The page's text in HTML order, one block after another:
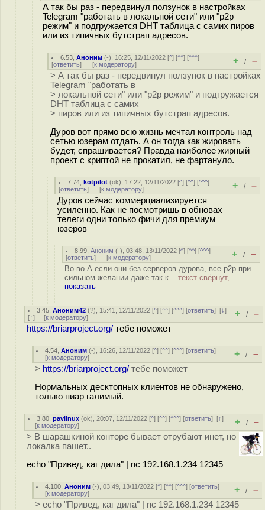
А так бы раз - передвинул ползунок в настройках
Telegram "работать в локальной сети" или "p2p
режим" и подгружается DHT таблица с самих пиров
или из типичных бутстрап адресов.
6.53 ,Аноним (-), 16:25, 12/11/2022 [^] [^^] [^^^]
[ответить] [к модератору] + / –
> А так бы раз - передвинул ползунок в настройках
Telegram "работать в
> локальной сети" или "p2p режим" и подгружается
DHT таблица с самих
> пиров или из типичных бутстрап адресов.
Дуров вот прямо всю жизнь мечтал контроль над
сетью юзерам отдать. А он тогда как жировать
будет, спрашивается? Правда наиболее жирный
проект с криптой не прокатил, не фартануло.
7.74 ,kotpilot (ok), 17:22, 12/11/2022 [^] [^^] [^^^]
[ответить] [к модератору] + / –
Дуров сейчас коммерциализируется
усиленно. Как не посмотришь в обновах
телеги одни только фичи для премиум
юзеров
8.99 ,Аноним (-), 03:48, 13/11/2022 [^] [^^] [^^^]
[ответить] [к модератору] + / –
Во-во А если они без серверов дурова, все p2p при
сильном желании даже так к... текст свёрнут,
показать
3.45 ,Аноним42 (?), 15:41, 12/11/2022 [^] [^^] [^^^] [ответить][↓]
[↑] [к модератору] + / –
https://briarproject.org/ тебе поможет
4.54 ,Аноним (-), 16:26, 12/11/2022 [^] [^^] [^^^] [ответить]
[к модератору] + / –
> https://briarproject.org/ тебе поможет
Нормальных десктопных клиентов не обнаружено,
только пиар галимый.
3.80 ,pavlinux (ok), 20:07, 12/11/2022 [^] [^^] [^^^] [ответить][↑]
[к модератору] + / –
> В шарашкиной конторе бывает отрубают инет, но
локалка пашет..
echo "Привед, каг дила" | nc 192.168.1.234 12345
4.100 ,Аноним (-), 03:49, 13/11/2022 [^] [^^] [^^^] [ответить]
[к модератору] + / –
> echo "Привед, каг дила" | nc 192.168.1.234 12345